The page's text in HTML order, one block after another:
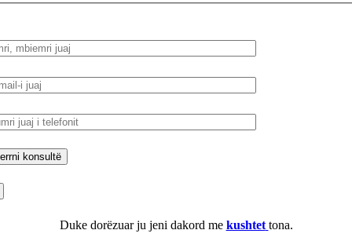
Duke dorëzuar ju jeni dakord me kushtet tona.